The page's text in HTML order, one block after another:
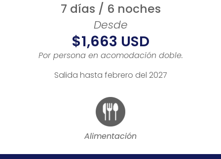
7 días / 6 noches
Desde
$1,663 USD
Por persona en acomodación doble.
Salida hasta febrero del 2027
Alimentación